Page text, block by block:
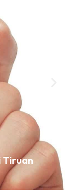
Tiruan